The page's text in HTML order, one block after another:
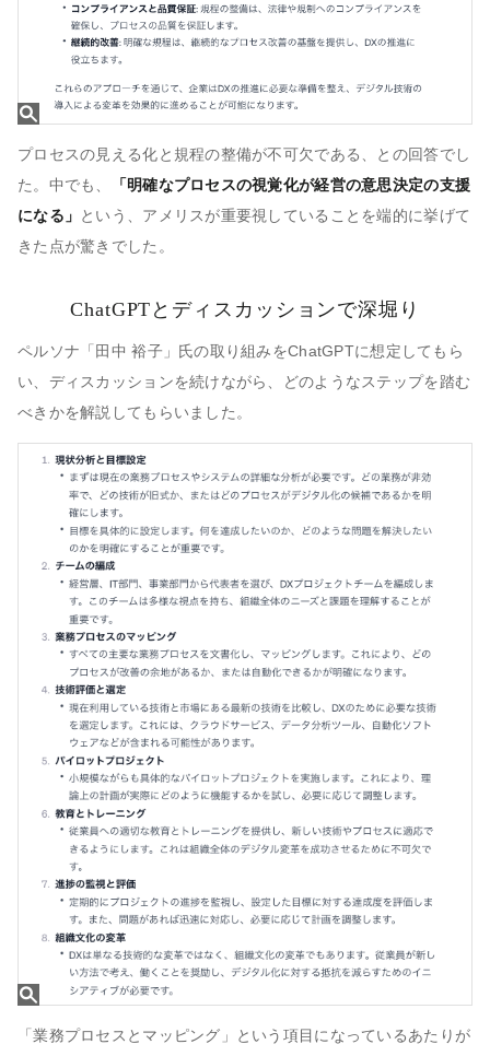
プロセスの見える化と規程の整備が不可欠である、との回答でし
た。中でも、
「明確なプロセスの視覚化が経営の意思決定の支援
になる」 という、アメリスが重要視していることを端的に挙げて
きた点が驚きでした。
ChatGPTとディスカッションで深堀り
ペルソナ「田中 裕子」氏の取り組みをChatGPTに想定してもら
い、ディスカッションを続けながら、どのようなステップを踏む
べきかを解説してもらいました。
「業務プロセスとマッピング」という項目になっているあたりが